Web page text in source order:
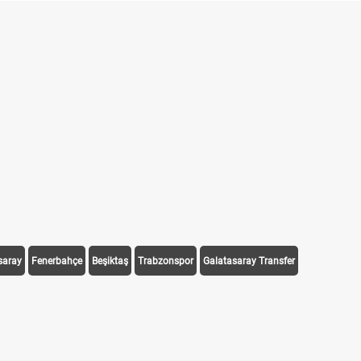
Fenerbahçe Beşiktaş Trabzonspor Galatasaray Transfer